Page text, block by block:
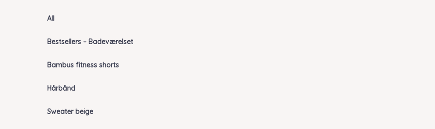
All
Bestsellers – Badeværelset
Bambus fitness shorts
Hårbånd
Sweater beige